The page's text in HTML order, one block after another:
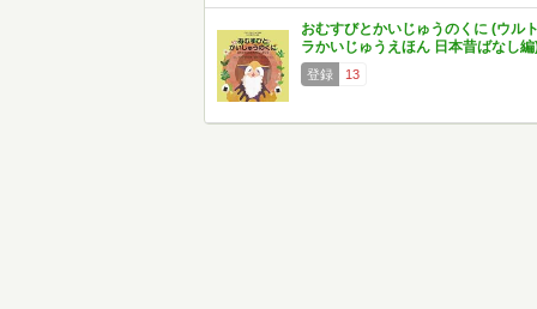
おむすびとかいじゅうのくに (ウルト
ラかいじゅうえほん 日本昔ばなし編
登録 13